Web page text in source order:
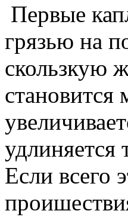
Первые
грязью на
скользкую
становится
Если всего